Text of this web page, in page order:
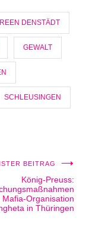
DENSTÄDT
GEWALT
SCHLEUSINGEN
BEITRAG
König-Preuss:
Mafia-Organisation
in Thüringen